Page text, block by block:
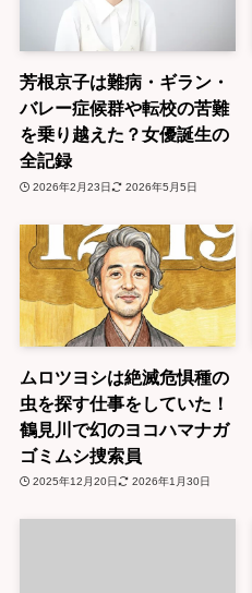
芳根京子は難病・ギラン・
バレー症候群や転校の苦難
を乗り越えた？女優誕生の
全記録
2026年2月23日 2026年5月5日
ムロツヨシは絶滅危惧種の
虫を探す仕事をしていた！
鶴見川で幻のヨコハマナガ
ゴミムシ捜索員
2025年12月20日 2026年1月30日